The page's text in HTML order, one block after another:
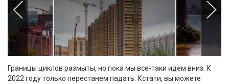
Границы циклов размыты, но пока мы все-таки идем вниз. К
2022 году только перестанем падать. Кстати, вы можете